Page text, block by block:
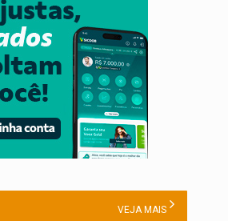
VEJA MAIS